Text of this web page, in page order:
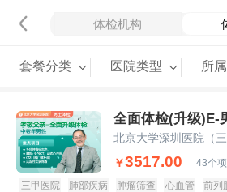
体检机构
套餐分类 医院类型 所
全面体检(升级)E-
北京大学深圳医院（三
￥3517.00 43个项
三甲医院 肺部疾病 肿瘤筛查 心血管 前列